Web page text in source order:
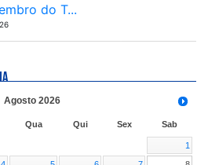
do T...
Agosto 2026
Qua Qui Sex Sab
1